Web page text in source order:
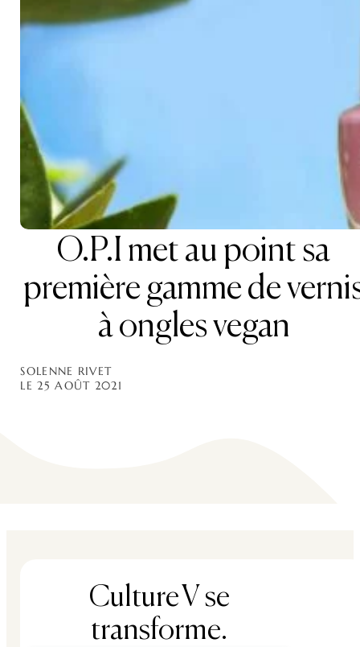
O.P.I met au point sa
première gamme de
à ongles vegan
SOLENNE RIVET
LE 25 AOÛT 2021
Culture V se
transforme.